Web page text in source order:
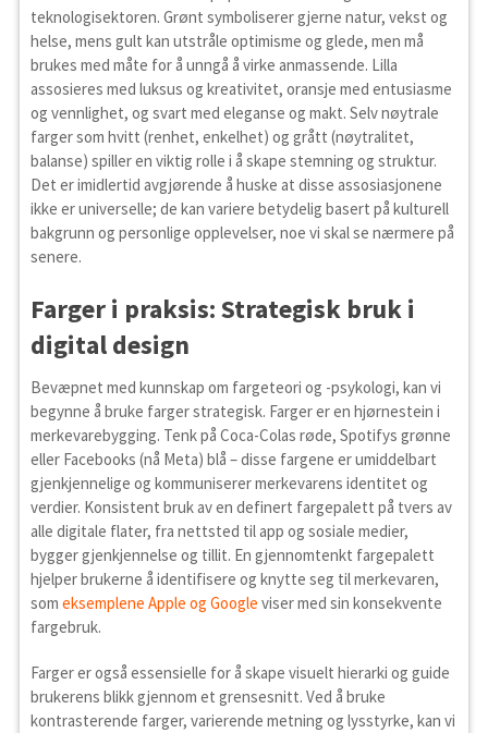
teknologisektoren. Grønt symboliserer gjerne natur, vekst og
helse, mens gult kan utstråle optimisme og glede, men må
brukes med måte for å unngå å virke anmassende. Lilla
assosieres med luksus og kreativitet, oransje med entusiasme
og vennlighet, og svart med eleganse og makt. Selv nøytrale
farger som hvitt (renhet, enkelhet) og grått (nøytralitet,
balanse) spiller en viktig rolle i å skape stemning og struktur.
Det er imidlertid avgjørende å huske at disse assosiasjonene
ikke er universelle; de kan variere betydelig basert på kulturell
bakgrunn og personlige opplevelser, noe vi skal se nærmere på
senere.
Farger i praksis: Strategisk bruk i
digital design
Bevæpnet med kunnskap om fargeteori og -psykologi, kan vi
begynne å bruke farger strategisk. Farger er en hjørnestein i
merkevarebygging. Tenk på Coca-Colas røde, Spotifys grønne
eller Facebooks (nå Meta) blå – disse fargene er umiddelbart
gjenkjennelige og kommuniserer merkevarens identitet og
verdier. Konsistent bruk av en definert fargepalett på tvers av
alle digitale flater, fra nettsted til app og sosiale medier,
bygger gjenkjennelse og tillit. En gjennomtenkt fargepalett
hjelper brukerne å identifisere og knytte seg til merkevaren,
som eksemplene Apple og Google viser med sin konsekvente
fargebruk.
Farger er også essensielle for å skape visuelt hierarki og guide
brukerens blikk gjennom et grensesnitt. Ved å bruke
kontrasterende farger, varierende metning og lysstyrke, kan vi